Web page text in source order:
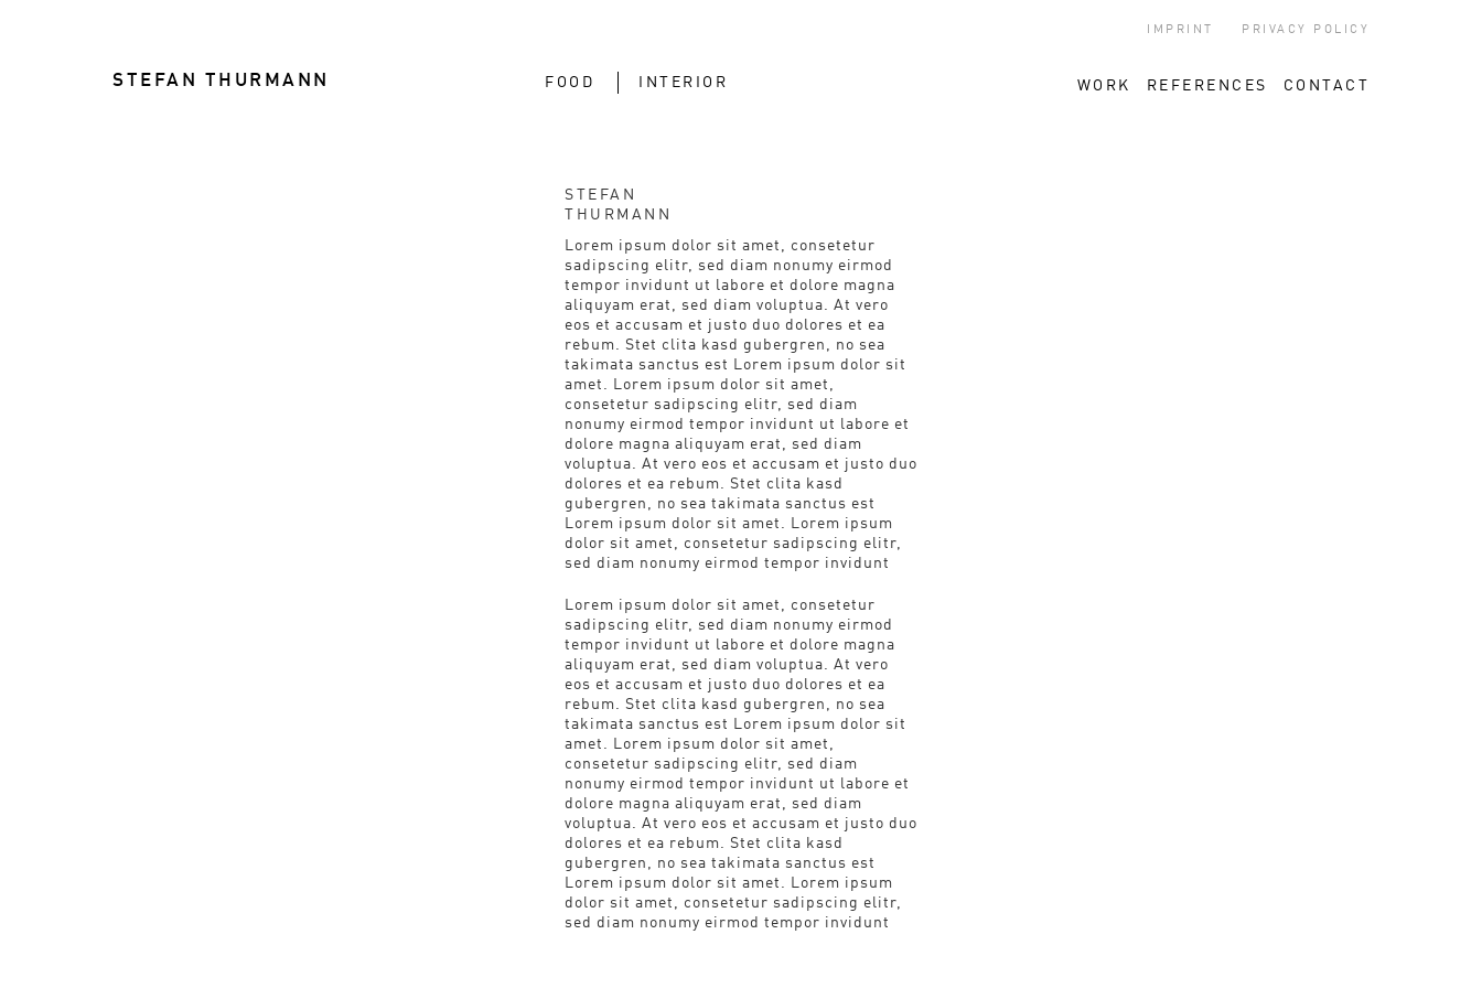
IMPRINT PRIVACY POLICY
STEFAN THURMANN FOOD INTERIOR WORK REFERENCES CONTACT
STEFAN
THURMANN
Lorem ipsum dolor sit amet, consetetur
sadipscing elitr, sed diam nonumy eirmod
tempor invidunt ut labore et dolore magna
aliquyam erat, sed diam voluptua. At vero
eos et accusam et justo duo dolores et ea
rebum. Stet clita kasd gubergren, no sea
takimata sanctus est Lorem ipsum dolor sit
amet. Lorem ipsum dolor sit amet,
consetetur sadipscing elitr, sed diam
nonumy eirmod tempor invidunt ut labore et
dolore magna aliquyam erat, sed diam
voluptua. At vero eos et accusam et justo duo
dolores et ea rebum. Stet clita kasd
gubergren, no sea takimata sanctus est
Lorem ipsum dolor sit amet. Lorem ipsum
dolor sit amet, consetetur sadipscing elitr,
sed diam nonumy eirmod tempor invidunt
Lorem ipsum dolor sit amet, consetetur
sadipscing elitr, sed diam nonumy eirmod
tempor invidunt ut labore et dolore magna
aliquyam erat, sed diam voluptua. At vero
eos et accusam et justo duo dolores et ea
rebum. Stet clita kasd gubergren, no sea
takimata sanctus est Lorem ipsum dolor sit
amet. Lorem ipsum dolor sit amet,
consetetur sadipscing elitr, sed diam
nonumy eirmod tempor invidunt ut labore et
dolore magna aliquyam erat, sed diam
voluptua. At vero eos et accusam et justo duo
dolores et ea rebum. Stet clita kasd
gubergren, no sea takimata sanctus est
Lorem ipsum dolor sit amet. Lorem ipsum
dolor sit amet, consetetur sadipscing elitr,
sed diam nonumy eirmod tempor invidunt